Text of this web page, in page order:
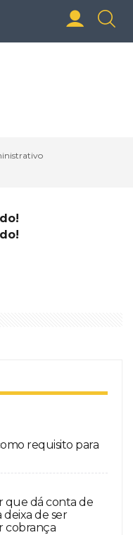
requisito para
que dá conta de
de ser
cobrança